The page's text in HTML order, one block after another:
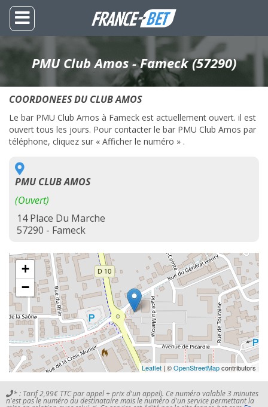
PMU Club Amos - Fameck (57290)
COORDONEES DU CLUB AMOS
Le bar PMU Club Amos à Fameck est actuellement ouvert. il est
ouvert tous les jours. Pour contacter le bar PMU Club Amos par
téléphone, cliquez sur « Afficher le numéro » .
PMU CLUB AMOS
(Ouvert)
14 Place Du Marche
57290 - Fameck
+
−
Leaflet | ©OpenStreetMapcontributors
* : Tarif 2,99€ TTC par appel + prix d'un appel). Ce numéro valable 3 minutes
n'est pas le numéro du destinataire mais le numéro d'un service permettant la